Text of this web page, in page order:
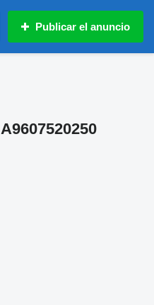
Publicar el anuncio